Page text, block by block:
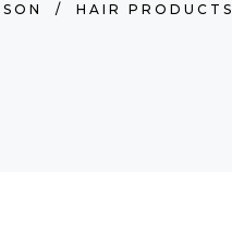
/ HAIR PRODUCTS